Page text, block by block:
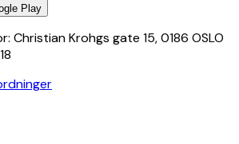
Play
Christian Krohgs gate 15, 0186 OSLO